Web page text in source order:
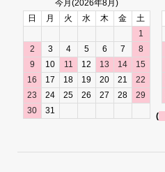
今月(2026年8月)
日
月 火 水 木 金
土
1
2
3 4 5 6 7
8
9
10 11 12 13 14
15
16
17 18 19 20 21
22
23
24 25 26 27 28
29
30
31
(